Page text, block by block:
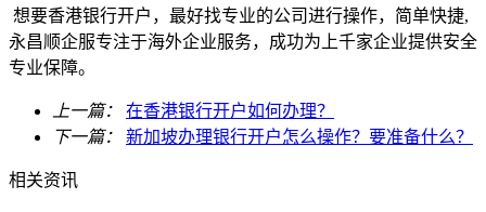
想要香港银行开户，最好找专业的公司进行操作，简单快捷,
永昌顺企服专注于海外企业服务，成功为上千家企业提供安全
专业保障。
上一篇：
在香港银行开户如何办理？
下一篇：
新加坡办理银行开户怎么操作？要准备什么？
相关资讯